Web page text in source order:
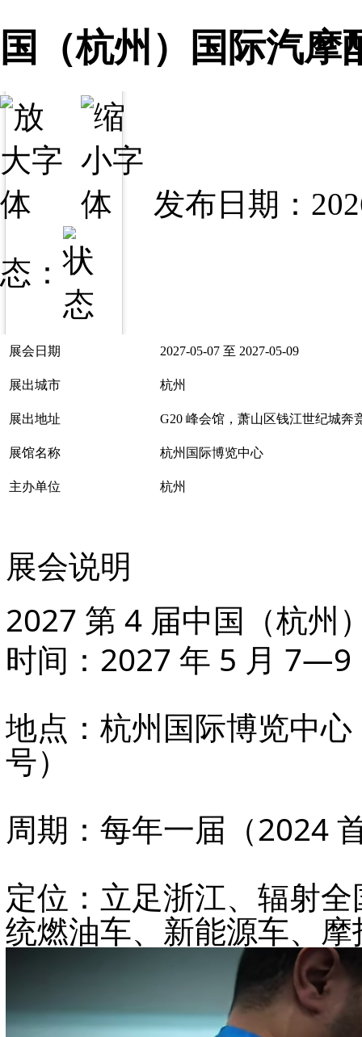
国（杭州）国际汽
发布日期：
态：
展会日期 2027-05-07 至 2027-05-09
展出城市 杭州
展出地址 G20 峰会馆，萧山区钱江世纪城奔
展馆名称 杭州国际博览中心
主办单位 杭州
展会说明
2027 第 4 届中国（杭州
时间 ：2027 年 5 月 7—9
地点 ：杭州国际博览中
号）
周期 ：每年一届（2024
定位 ：立足浙江、辐射
统燃油车、新能源车、